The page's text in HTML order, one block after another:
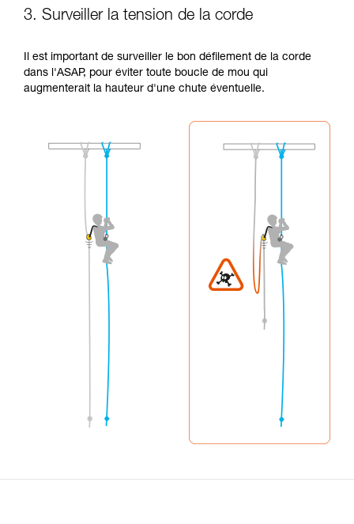
3. Surveiller la tension de la corde
Il est important de surveiller le bon défilement de la corde
dans l'ASAP, pour éviter toute boucle de mou qui
augmenterait la hauteur d'une chute éventuelle.